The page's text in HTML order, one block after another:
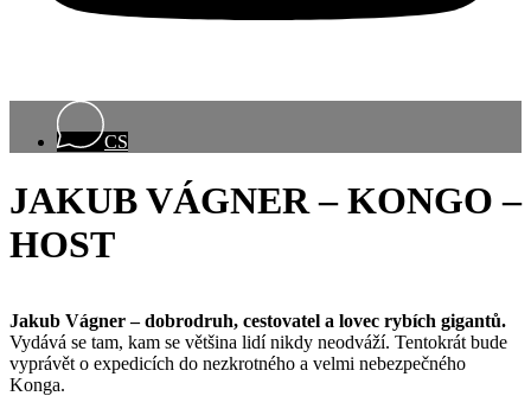
CS
JAKUB VÁGNER – KONGO –
HOST
Jakub Vágner – dobrodruh, cestovatel a lovec rybích gigantů.
Vydává se tam, kam se většina lidí nikdy neodváží. Tentokrát bude
vyprávět o expedicích do nezkrotného a velmi nebezpečného
Konga.